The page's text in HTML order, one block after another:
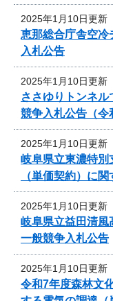
2025年1月10日更新
恵那総合庁舎空冷
入札公告
2025年1月10日更新
ささゆりトンネ
競争入札公告（令
2025年1月10日更新
岐阜県立東濃特別
（単価契約）に
2025年1月10日更新
岐阜県立益田清風
一般競争入札公告
2025年1月10日更新
令和7年度森林文